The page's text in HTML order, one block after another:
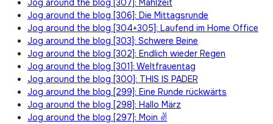
Jog around the blog [307]: Mahlzeit
Jog around the blog [306]: Die Mittagsrunde
Jog around the blog [304+305]: Laufend im Home Office
Jog around the blog [303]: Schwere Beine
Jog around the blog [302]: Endlich wieder Regen
Jog around the blog [301]: Weltfrauentag
Jog around the blog [300]: THIS IS PADER
Jog around the blog [299]: Eine Runde rückwärts
Jog around the blog [298]: Hallo März
Jog around the blog [297]: Moin ✌